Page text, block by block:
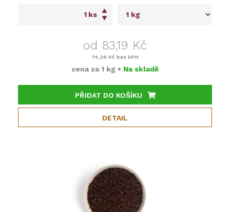
ks
od 83,19 Kč
74,28 Kč bez DPH
cena za 1 kg • Na skladě
PŘIDAT DO KOŠÍKU
DETAIL